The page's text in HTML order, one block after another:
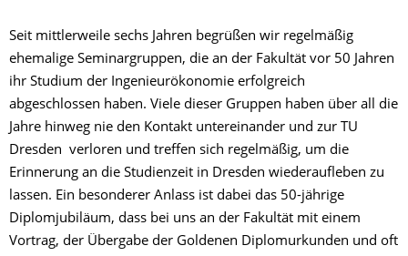
Seit mittlerweile sechs Jahren begrüßen wir regelmäßig
ehemalige Seminargruppen, die an der Fakultät vor 50 Jahren
ihr Studium der Ingenieurökonomie erfolgreich
abgeschlossen haben. Viele dieser Gruppen haben über all die
Jahre hinweg nie den Kontakt untereinander und zur TU
Dresden verloren und treffen sich regelmäßig, um die
Erinnerung an die Studienzeit in Dresden wiederaufleben zu
lassen. Ein besonderer Anlass ist dabei das 50-jährige
Diplomjubiläum, dass bei uns an der Fakultät mit einem
Vortrag, der Übergabe der Goldenen Diplomurkunden und oft